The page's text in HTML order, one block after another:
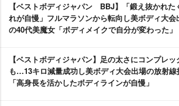
【ベストボディジャパン BBJ】「鍛え抜かれた
れが自慢」フルマラソンから転向し美ボディ大会
の40代美魔女「ボディメイクで自分が変わった」
【ベストボディジャパン】足の太さにコンプレッ
も…13キロ減量成功し美ボディ大会出場の放射線
「高身長を活かしたボディラインが自慢」